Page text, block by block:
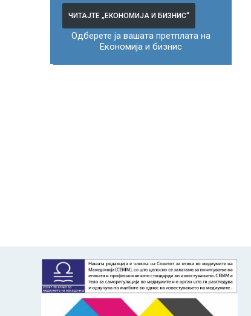
ЧИТАЈТЕ „ЕКОНОМИЈА И БИЗНИС“
Одберете ја вашата претплата на
Економија и бизнис